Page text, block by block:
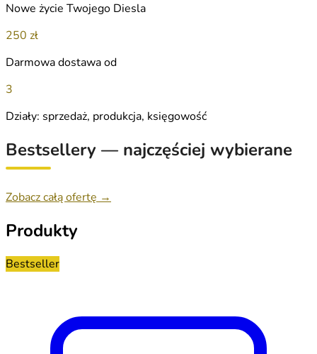
Nowe życie Twojego Diesla
250 zł
Darmowa dostawa od
3
Działy: sprzedaż, produkcja, księgowość
Bestsellery — najczęściej wybierane
Zobacz całą ofertę →
Produkty
Bestseller